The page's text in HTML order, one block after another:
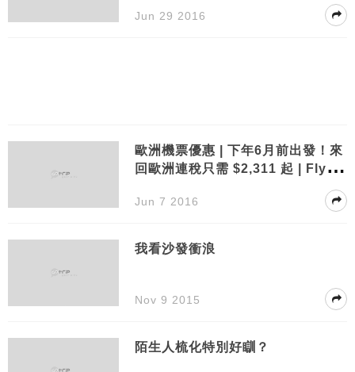
Jun 29 2016
歐洲機票優惠 | 下年6月前出發！來
回歐洲連稅只需 $2,311 起 | Flyda
Jun 7 2016
我看沙發衝浪
Nov 9 2015
陌生人梳化特別好瞓？